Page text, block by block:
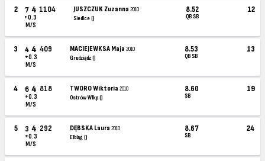
2 7 4
+0.3
M/S
1104 JUSZCZUK Zuzanna 2010
Siedlce ()
8.52
QB SB
12
3 44
+0.3
M/S
409 MACIEJEWKSA Maja2010
Grudziądz ()
8.53
QB SB
13
4 64
+0.3
M/S
818 TWORO Wiktoria2010
Ostrów Wlkp ()
8.60
SB
19
5 34
+0.3
M/S
292 DĘBSKA Laura2010
Elbląg ()
8.67
SB
24